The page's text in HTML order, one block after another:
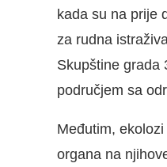
kada su na prije
za rudna
Skupštine grada
područjem sa
Međutim,
organa na